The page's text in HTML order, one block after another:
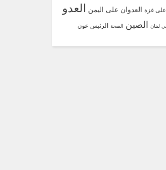
على غزة العدوان على اليمن العدو
لبنان الصين الصحة الرئيس عون